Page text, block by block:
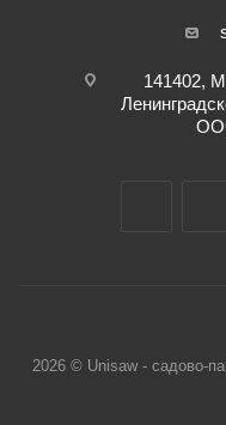
141402,
2026 © Unisaw - садово-